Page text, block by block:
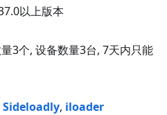
以上版本
3个, 设备数量3台, 7天内只能
Sideloadly, iloader